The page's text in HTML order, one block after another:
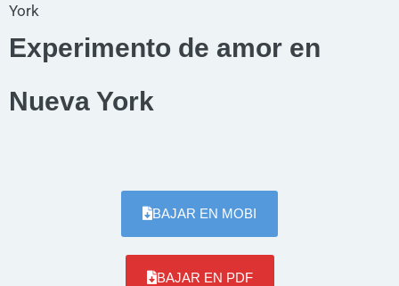
York
Experimento de amor en
Nueva York
BAJAR EN MOBI
BAJAR EN PDF